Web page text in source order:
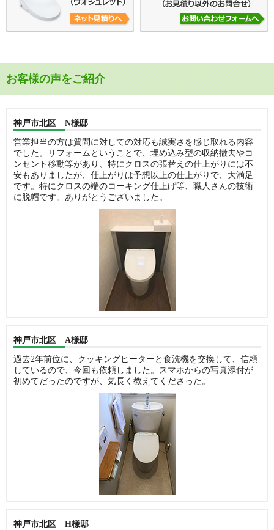
お客様の声をご紹介
神戸市北区 N様邸
営業担当の方は質問に対しての対応も誠実さを感じ取れる内容
でした。リフォームということで、埋め込み型の収納撤去やコ
ンセント移動等があり、特にクロスの張替えの仕上がりには不
安もありましたが、仕上がりは予想以上の仕上がりで、大満足
です。特にクロスの端のコーキング仕上げ等、職人さんの技術
に脱帽です。ありがとうございました。
神戸市北区 A様邸
過去2年前位に、クッキングヒーターと食洗機を交換して、信頼
しているので、今回も依頼しました。スマホからの写真添付が
初めてだったのですが、気長く教えてくださった。
神戸市北区 H様邸